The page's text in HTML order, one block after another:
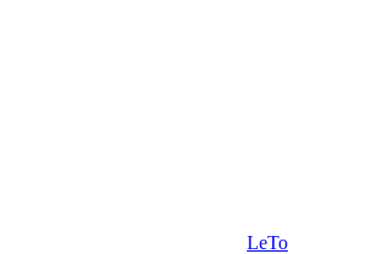
LeTo